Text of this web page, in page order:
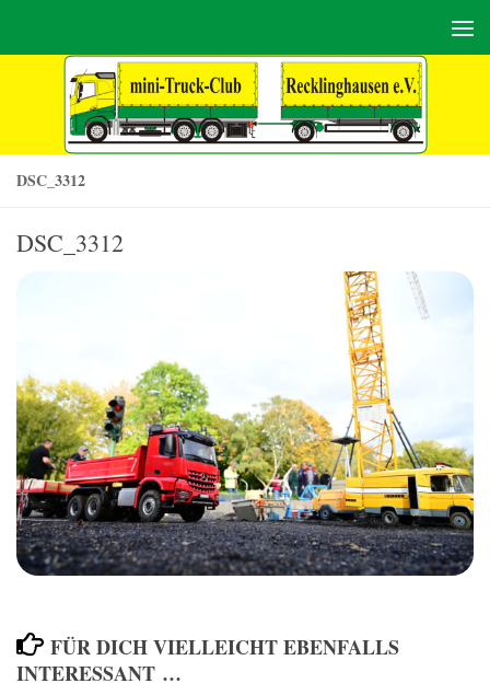
DSC_3312
DSC_3312
FÜR DICH VIELLEICHT EBENFALLS
INTERESSANT …